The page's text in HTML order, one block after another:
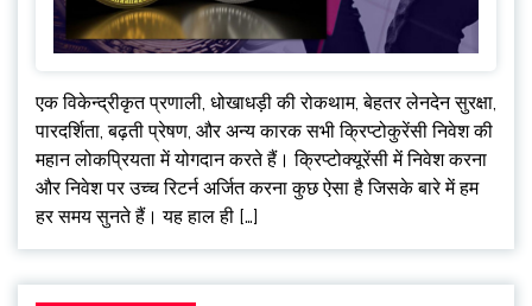
एक विकेन्द्रीकृत प्रणाली, धोखाधड़ी की रोकथाम, बेहतर लेनदेन सुरक्षा,
पारदर्शिता, बढ़ती प्रेषण, और अन्य कारक सभी क्रिप्टोकुरेंसी निवेश की
महान लोकप्रियता में योगदान करते हैं। क्रिप्टोक्यूरेंसी में निवेश करना
और निवेश पर उच्च रिटर्न अर्जित करना कुछ ऐसा है जिसके बारे में हम
हर समय सुनते हैं। यह हाल ही […]